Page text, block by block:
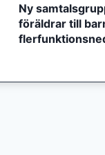
Ny
föräldrar till